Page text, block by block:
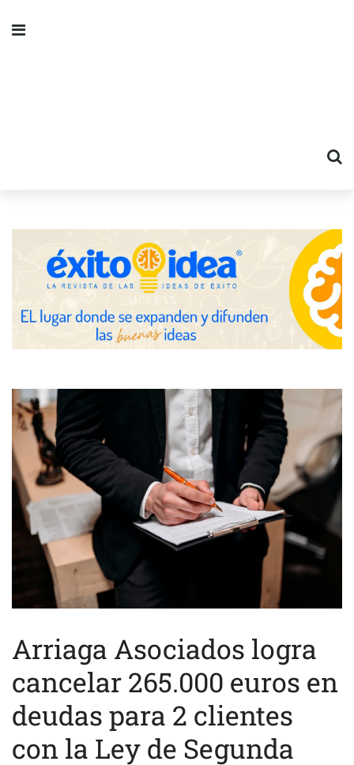
Arriaga Asociados logra
cancelar 265.000 euros en
deudas para 2 clientes
con la Ley de Segunda